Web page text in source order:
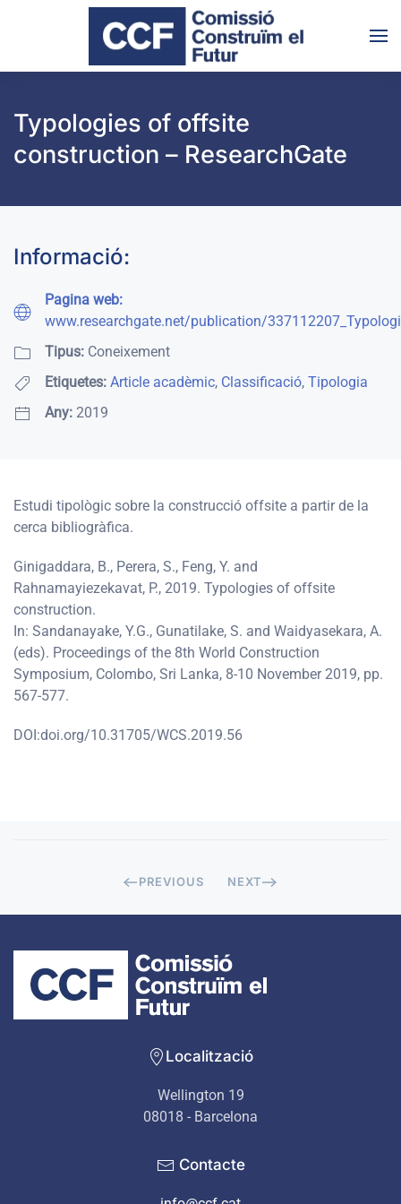
Skip to main content
Typologies of offsite
construction – ResearchGate
Informació:
Pagina web:
www.researchgate.net/publication/
Tipus: Coneixement
Etiquetes: Article acadèmic, Classificació, Tipologia
Any: 2019
Estudi tipològic sobre la construcció offsite a partir de la
cerca bibliogràfica.
Ginigaddara, B., Perera, S., Feng, Y. and
Rahnamayiezekavat, P., 2019. Typologies of offsite
construction.
In: Sandanayake, Y.G., Gunatilake, S. and Waidyasekara, A.
(eds). Proceedings of the 8th World Construction
Symposium, Colombo, Sri Lanka, 8-10 November 2019, pp.
567-577.
DOI:doi.org/10.31705/WCS.2019.56
PREVIOUS NEXT
Localització
Wellington 19
08018 - Barcelona
Contacte